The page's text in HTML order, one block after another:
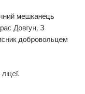
мешканець
Довгун. З
добровольцем